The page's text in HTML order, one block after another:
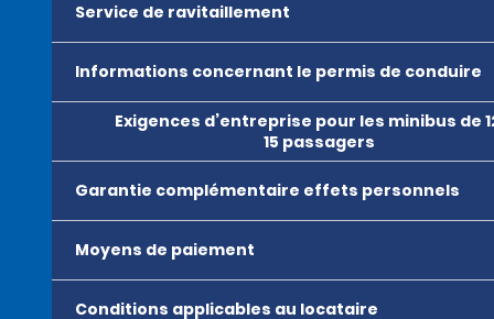
Service de ravitaillement
Informations concernant le permis de conduire
Exigences d’entreprise pour les minibus de
15 passagers
Garantie complémentaire effets personnels
Moyens de paiement
Conditions applicables au locataire